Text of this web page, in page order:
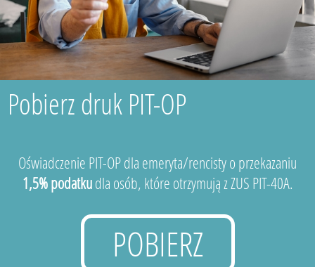
Pobierz druk PIT-OP
Oświadczenie PIT-OP dla emeryta/rencisty o przekazaniu
1,5% podatkudla osób, które otrzymują z ZUS PIT-40A.
POBIERZ